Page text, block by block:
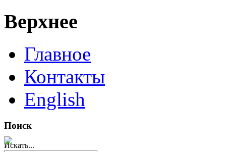
Верхнее
Главное
Контакты
English
Поиск
Искать...